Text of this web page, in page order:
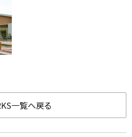
一覧へ戻る